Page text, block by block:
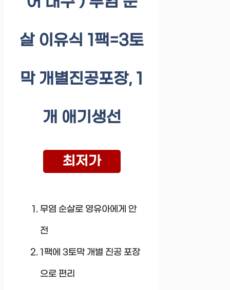
살 이유식 1팩=3토
막 개별진공포장, 1
개 애기생선
최저가
무염 순살로 영유아에게 안
전
1팩에 3토막 개별 진공 포장
으로 편리